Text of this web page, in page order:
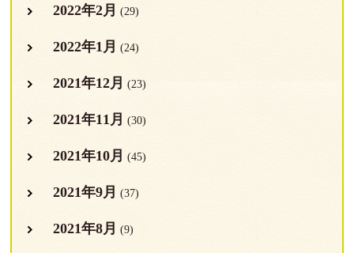
2022年2月 (29)
2022年1月 (24)
2021年12月 (23)
2021年11月 (30)
2021年10月 (45)
2021年9月 (37)
2021年8月 (9)